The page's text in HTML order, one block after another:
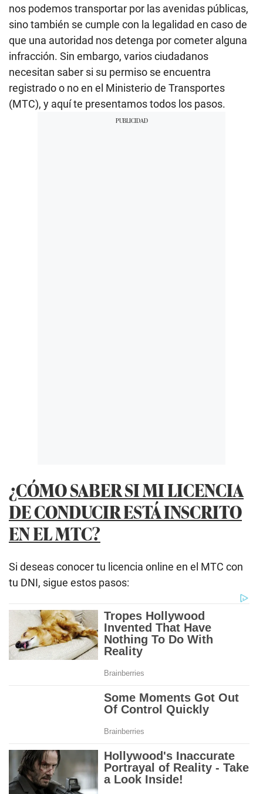
nos podemos transportar por las avenidas públicas,
sino también se cumple con la legalidad en caso de
que una autoridad nos detenga por cometer alguna
infracción. Sin embargo, varios ciudadanos
necesitan saber si su permiso se encuentra
registrado o no en el Ministerio de Transportes
(MTC), y aquí te presentamos todos los pasos.
¿CÓMO SABER SI MI LICENCIA
DE CONDUCIR ESTÁ INSCRITO
EN EL MTC?
Si deseas conocer tu licencia online en el MTC con
tu DNI, sigue estos pasos: